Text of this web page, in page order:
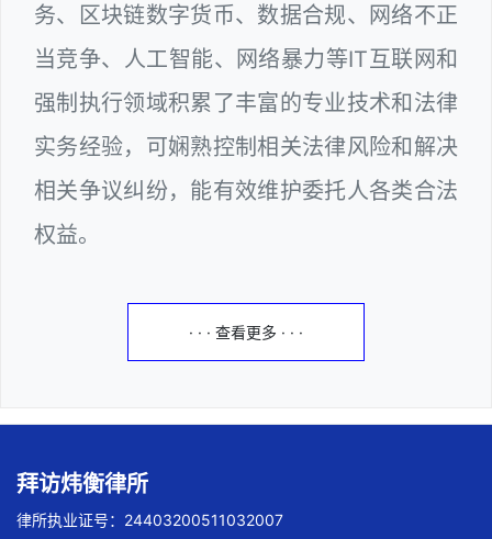
务、区块链数字货币、数据合规、网络不正
当竞争、人工智能、网络暴力等IT互联网和
强制执行领域积累了丰富的专业技术和法律
实务经验，可娴熟控制相关法律风险和解决
相关争议纠纷，能有效维护委托人各类合法
权益。
· · · 查看更多 · · ·
拜访炜衡律所
律所执业证号：24403200511032007